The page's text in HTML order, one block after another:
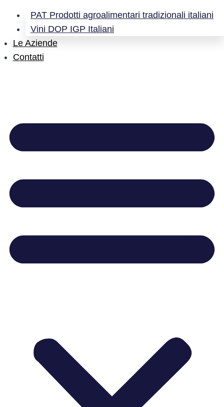
PAT Prodotti agroalimentari tradizionali italiani
Vini DOP IGP Italiani
Le Aziende
Contatti